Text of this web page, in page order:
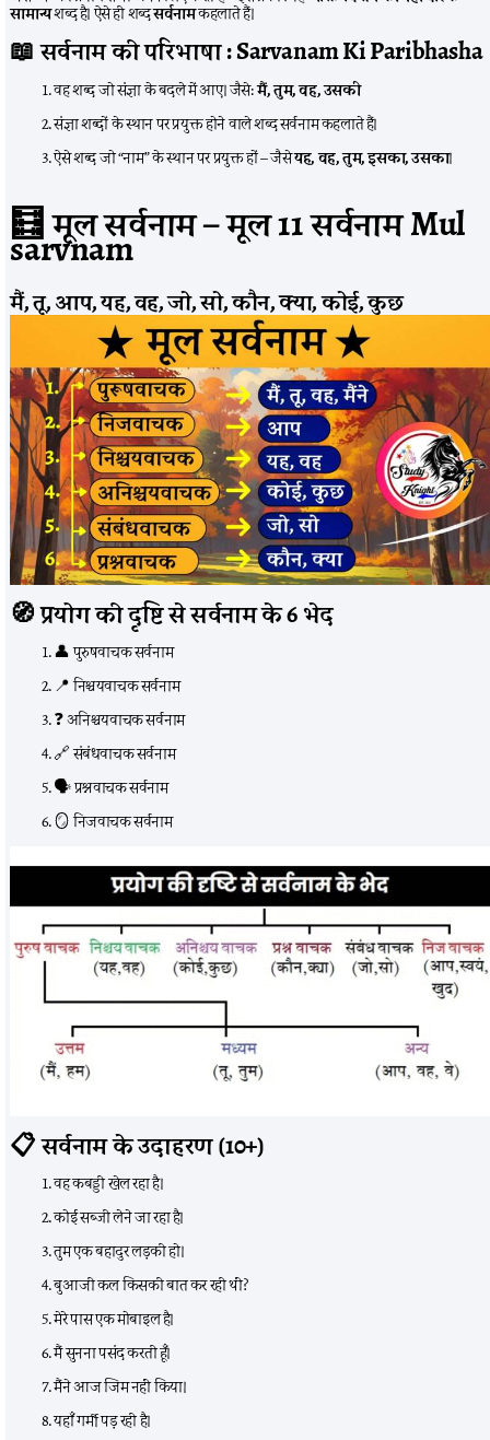
सामान्यशब्द है। ऐसे ही शब्दसर्वनामकहलाते हैं।
📖सर्वनाम की परिभाषा : Sarvanam Ki Paribhasha
वह शब्द जो संज्ञा के बदले में आए। जैसे:मैं, तुम, वह, उसकी
संज्ञा शब्दों के स्थान पर प्रयुक्त होने वाले शब्द सर्वनाम कहलाते हैं।
ऐसे शब्द जो “नाम” के स्थान पर प्रयुक्त हों – जैसेयह, वह, तुम, इसका, उसका।
🧮मूल सर्वनाम – मूल 11 सर्वनाम Mul
sarvnam
मैं, तू, आप, यह, वह, जो, सो, कौन, क्या, कोई, कुछ
🧭प्रयोग की दृष्टि से सर्वनाम के 6 भेद
👤 पुरुषवाचक सर्वनाम
📍 निश्चयवाचक सर्वनाम
❓ अनिश्चयवाचक सर्वनाम
🔗 संबंधवाचक सर्वनाम
🗣️ प्रश्नवाचक सर्वनाम
🪞 निजवाचक सर्वनाम
📋सर्वनाम के उदाहरण (10+)
वह कबड्डी खेल रहा है।
कोई सब्जी लेने जा रहा है।
तुम एक बहादुर लड़की हो।
बुआजी कल किसकी बात कर रही थीं?
मेरे पास एक मोबाइल है।
मैं सुनना पसंद करती हूँ।
मैंने आज जिम नहीं किया।
यहाँ गर्मी पड़ रही है।